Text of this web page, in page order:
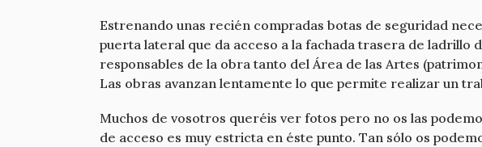
Estrenando unas recién compradas botas de seguridad
puerta lateral que da acceso a la fachada trasera de ladrillo
responsables de la obra tanto del Área de las Artes
Las obras avanzan lentamente lo que permite realizar un
Muchos de vosotros queréis ver fotos pero no os las
de acceso es muy estricta en éste punto. Tan sólo os